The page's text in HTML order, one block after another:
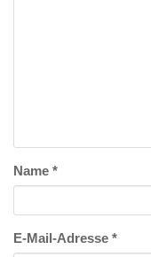
Name *
E-Mail-Adresse *